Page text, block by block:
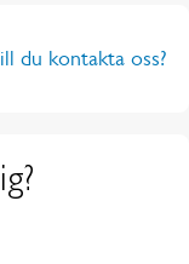
du kontakta oss?